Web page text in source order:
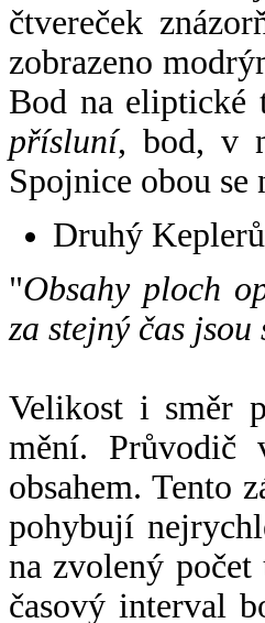
čtvereček
zobrazeno
Bod na eliptické
přísluní, bod, v
Spojnice obou se
Druhý
"Obsahy ploch
za stejný čas jsou
Velikost i směr
mění. Průvodič
obsahem. Tento
pohybují
na zvolený
časový interval